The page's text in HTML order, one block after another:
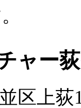
ャー
区上荻